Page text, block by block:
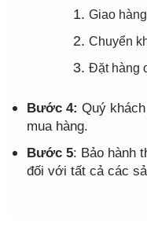
Giao
Chuyển
Đặt hàng
Bước 4: Quý
mua hàng.
Bước 5: Bảo hành
đối với tất cả các